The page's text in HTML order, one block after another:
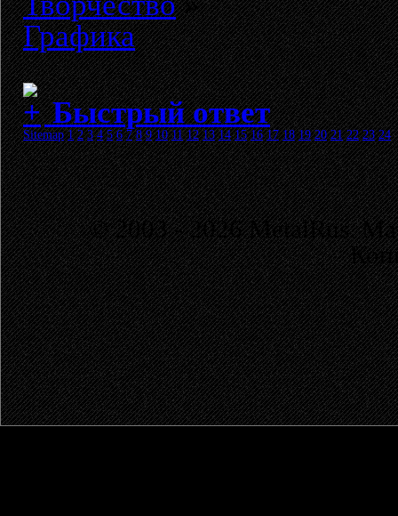
Графика
Быстрый ответ
Sitemap 1 2 3 4 5 6 7 8 9 10 11 12 13 14 15 16 17 18 19 20 21 22 23 24
© 2003 - 2026 MetalRus.